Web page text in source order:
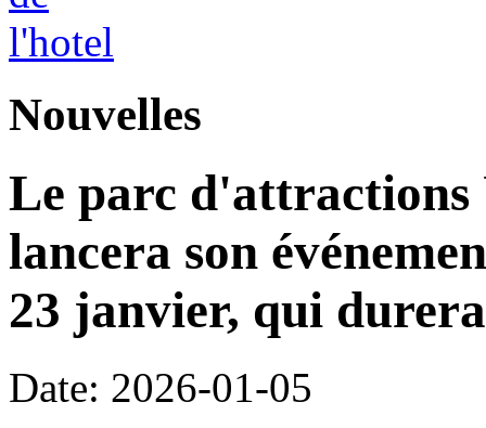
Nouvelles
Le parc d'attractions
lancera son
23 janvier, qui
Date: 2026-01-05